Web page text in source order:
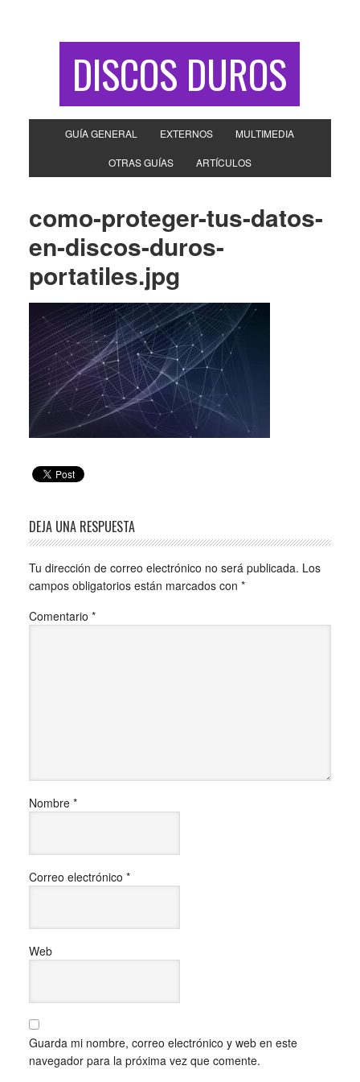
DISCOS DUROS
GUÍA GENERAL EXTERNOS MULTIMEDIA
OTRAS GUÍAS ARTÍCULOS
como-proteger-tus-datos-
en-discos-duros-
portatiles.jpg
DEJA UNA RESPUESTA
Tu dirección de correo electrónico no será publicada. Los
campos obligatorios están marcados con *
Comentario *
Nombre *
Correo electrónico *
Web
Guarda mi nombre, correo electrónico y web en este
navegador para la próxima vez que comente.